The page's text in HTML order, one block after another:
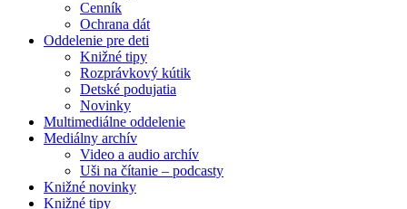
Cenník
Ochrana dát
Oddelenie pre deti
Knižné tipy
Rozprávkový kútik
Detské podujatia
Novinky
Multimediálne oddelenie
Mediálny archív
Video a audio archív
Uši na čítanie – podcasty
Knižné novinky
Knižné tipy